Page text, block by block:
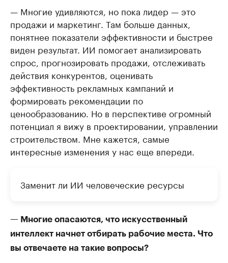
— Многие удивляются, но пока лидер — это
продажи и маркетинг. Там больше данных,
понятнее показатели эффективности и быстрее
виден результат. ИИ помогает анализировать
спрос, прогнозировать продажи, отслеживать
действия конкурентов, оценивать
эффективность рекламных кампаний и
формировать рекомендации по
ценообразованию. Но в перспективе огромный
потенциал я вижу в проектировании, управлении
строительством. Мне кажется, самые
интересные изменения у нас еще впереди.
Заменит ли ИИ человеческие ресурсы
— Многие опасаются, что искусственный
интеллект начнет отбирать рабочие места. Что
вы отвечаете на такие вопросы?